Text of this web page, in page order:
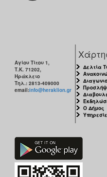
Αγίου Τίτου 1,
Τ.Κ. 71202,
Ηράκλειο
Τηλ.: 2813-409000
email:info@heraklion.gr
Δελτία
Ο Δήμος